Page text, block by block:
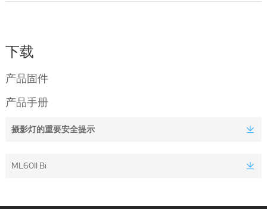
下载
产品固件
产品手册
摄影灯的重要安全提示
ML60II Bi